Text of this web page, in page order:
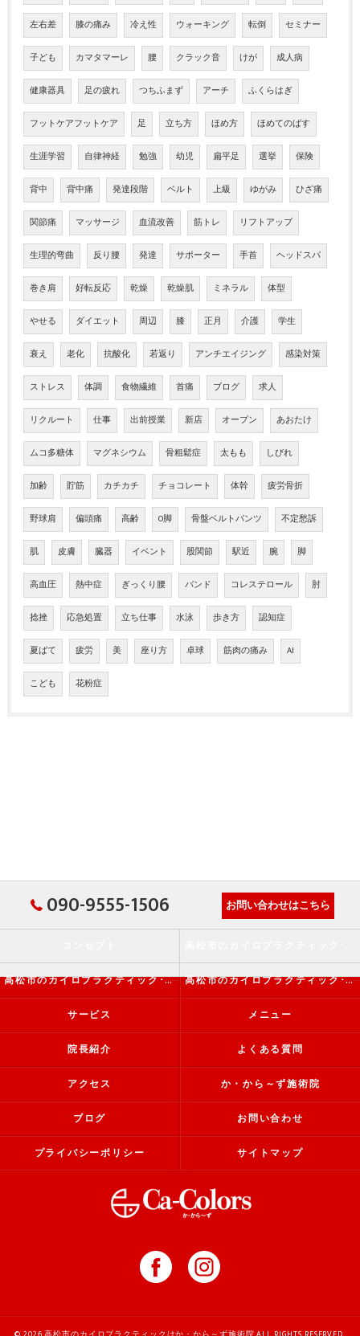
左右差 膝の痛み 冷え性 ウォーキング 転倒 セミナー
子ども カマタマーレ 腰 クラック音 けが 成人病
健康器具 足の疲れ つちふまず アーチ ふくらはぎ
フットケアフットケア 足 立ち方 ほめ方 ほめてのばす
生涯学習 自律神経 勉強 幼児 扁平足 選挙 保険
背中 背中痛 発達段階 ベルト 上級 ゆがみ ひざ痛
関節痛 マッサージ 血流改善 筋トレ リフトアップ
生理的弯曲 反り腰 発達 サポーター 手首 ヘッドスパ
巻き肩 好転反応 乾燥 乾燥肌 ミネラル 体型
やせる ダイエット 周辺 膝 正月 介護 学生
衰え 老化 抗酸化 若返り アンチエイジング 感染対策
ストレス 体調 食物繊維 首痛 ブログ 求人
リクルート 仕事 出前授業 新店 オープン あおたけ
ムコ多糖体 マグネシウム 骨粗鬆症 太もも しびれ
加齢 貯筋 カチカチ チョコレート 体幹 疲労骨折
野球肩 偏頭痛 高齢 O脚 骨盤ベルトパンツ 不定愁訴
肌 皮膚 臓器 イベント 股関節 駅近 腕 脚
高血圧 熱中症 ぎっくり腰 バンド コレステロール 肘
捻挫 応急処置 立ち仕事 水泳 歩き方 認知症
夏ばて 疲労 美 座り方 卓球 筋肉の痛み AI
こども 花粉症
090-9555-1506 お問い合わせはこちら
高松市のカイロプラクティック･か・から～ず施術院の評判 高松市のカイロプラクティック･か・から～ず施術院のお客様の声
サービス メニュー
院長紹介 よくある質問
アクセス か・から～ず施術院
ブログ お問い合わせ
プライバシーポリシー サイトマップ